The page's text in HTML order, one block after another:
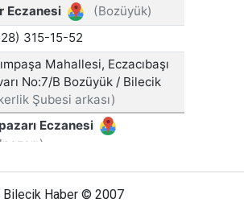
Bilecik Haber © 2007